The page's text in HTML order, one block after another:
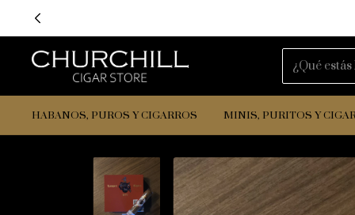
HABANOS, PUROS Y CIGARROS MINIS, PURITOS Y